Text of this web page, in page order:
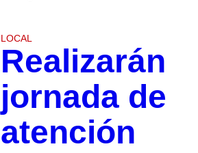
LOCAL
Realizarán
jornada de
atención